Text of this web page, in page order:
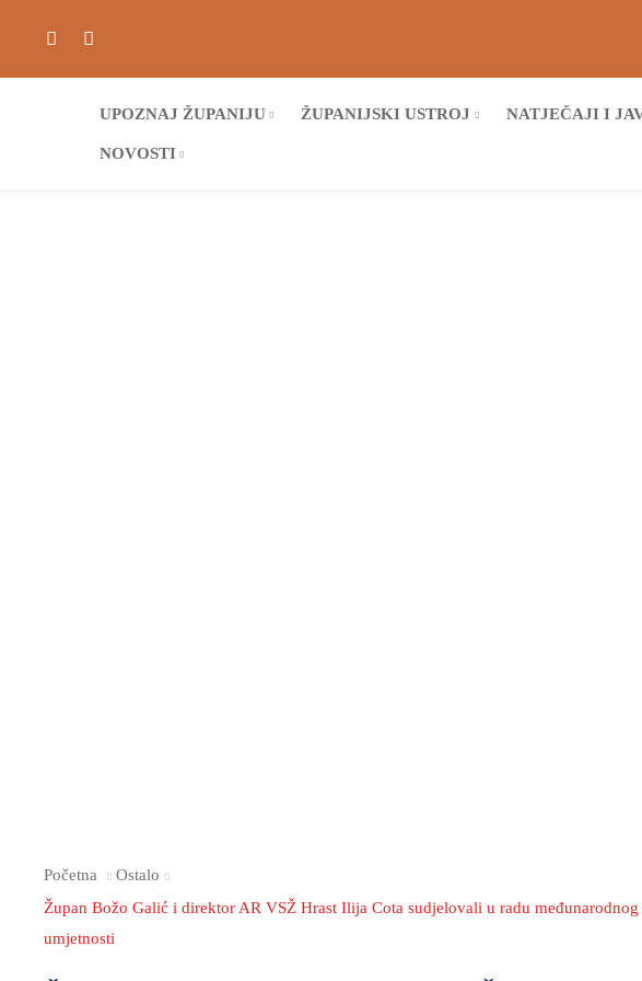
UPOZNAJ ŽUPANIJU ŽUPANIJSKI USTROJ NATJEČAJI I
NOVOSTI
Početna
Ostalo
Župan Božo Galić i direktor AR VSŽ Hrast Ilija Cota sudjelovali u radu
umjetnosti